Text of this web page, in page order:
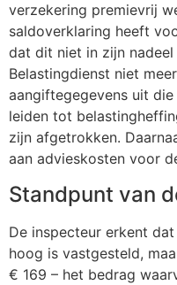
verzekering premievrij
saldoverklaring heeft
dat dit niet in zijn
Belastingdienst niet
aangiftegegevens uit
leiden tot
zijn afgetrokken.
aan advieskosten voor
Standpunt van
De inspecteur erkent
hoog is vastgesteld,
€ 169 – het bedrag